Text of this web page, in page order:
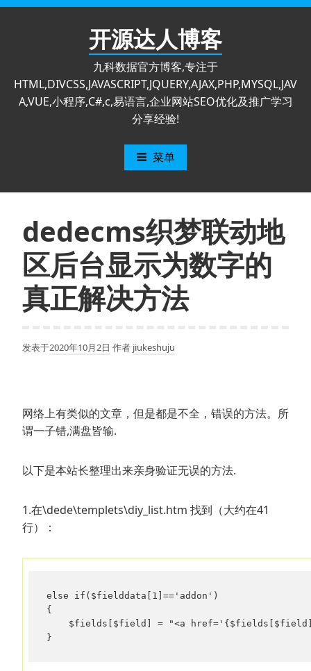
跳
开源达人博客
九科数据官方博客,专注于
HTML,DIVCSS,JAVASCRIPT,JQUERY,AJAX,PHP,MYSQL,JAV
A,VUE,小程序,C#,c,易语言,企业网站SEO优化及推广学习
分享经验!
菜单
dedecms织梦联动地
区后台显示为数字的
真正解决方法
发表于2020年10月2日 作者 jiukeshuju
网络上有类似的文章，但是都是不全，错误的方法。所
谓一子错,满盘皆输.
以下是本站长整理出来亲身验证无误的方法.
1.在\dede\templets\diy_list.htm 找到（大约在41
行）：
else if($fielddata[1]=='addon')
{
$fields[$field] = "<a
}